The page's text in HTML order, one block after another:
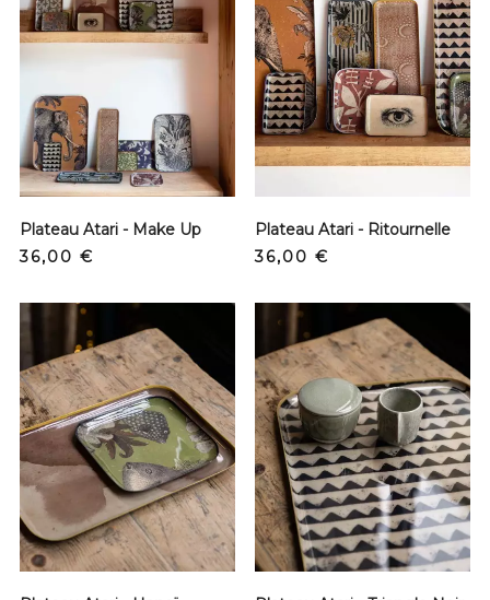
Plateau Atari - Make Up
Prix
36,00 €
Plateau Atari - Ritournelle
Prix
36,00 €